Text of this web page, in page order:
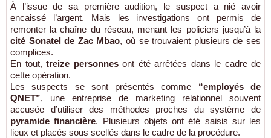
À l’issue de sa première audition, le suspect a nié avoir
encaissé l’argent. Mais les investigations ont permis de
remonter la chaîne du réseau, menant les policiers jusqu’à la
cité Sonatel de Zac Mbao, où se trouvaient plusieurs de ses
complices.
En tout, treize personnesont été arrêtées dans le cadre de
cette opération.
Les suspects se sont présentés comme “employés de
QNET”, une entreprise de marketing relationnel souvent
accusée d’utiliser des méthodes proches du système de
pyramide financière. Plusieurs objets ont été saisis sur les
lieux et placés sous scellés dans le cadre de la procédure.